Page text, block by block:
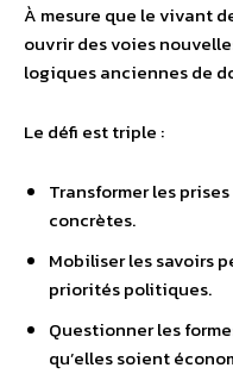
À mesure que le vivant
ouvrir des voies
logiques anciennes de
Le défi est triple :
Transformer les
concrètes.
Mobiliser les savoirs
priorités politiques.
Questionner les
qu’elles soient